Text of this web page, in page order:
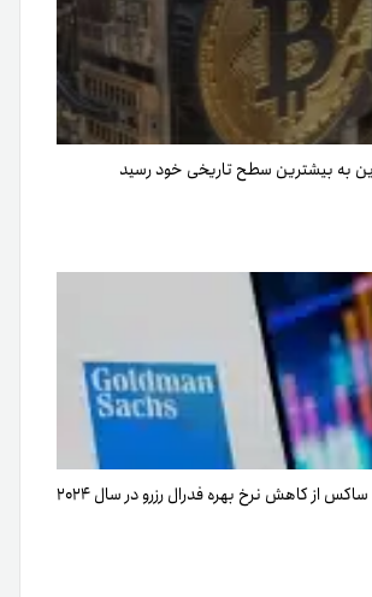
به بیشترین سطح تاریخی خود رسید
از کاهش نرخ بهره فدرال رزرو در سال ۲۰۲۴